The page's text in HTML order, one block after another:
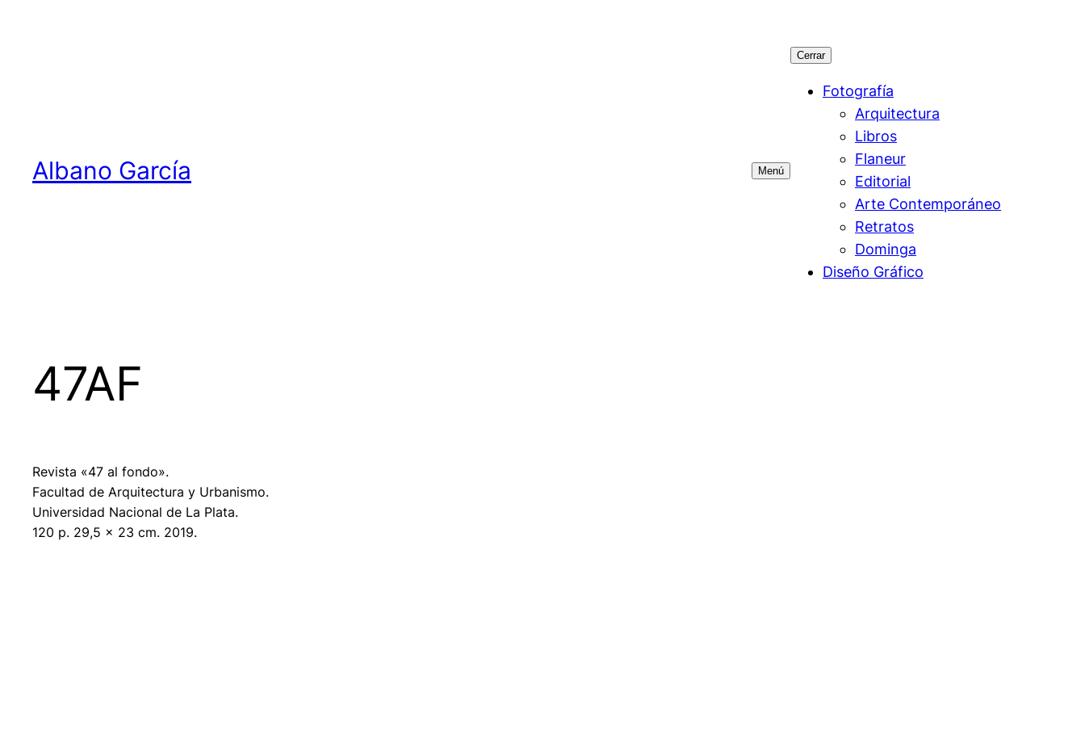
Albano García Menú
Cerrar
Fotografía
Arquitectura
Libros
Flaneur
Editorial
Arte Contemporáneo
Retratos
Dominga
Diseño Gráfico
47AF
Revista «47 al fondo».
Facultad de Arquitectura y Urbanismo.
Universidad Nacional de La Plata.
120 p. 29,5 x 23 cm. 2019.